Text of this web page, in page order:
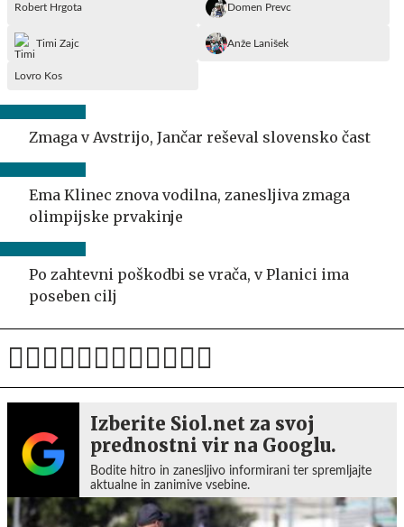
Robert Hrgota Domen Prevc
Timi Zajc Anže Lanišek
Lovro Kos
Zmaga v Avstrijo, Jančar reševal slovensko čast
Ema Klinec znova vodilna, zanesljiva zmaga
olimpijske prvakinje
Po zahtevni poškodbi se vrača, v Planici ima
poseben cilj
Izberite Siol.net za svoj
prednostni vir na Googlu.
Bodite hitro in zanesljivo informirani ter spremljajte
aktualne in zanimive vsebine.